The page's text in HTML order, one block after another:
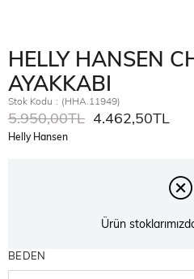
HELLY HANSEN
AYAKKABI
Stok Kodu (HHA.11949)
5.950,00TL 4.462,50TL
Helly Hansen
Ürün
BEDEN